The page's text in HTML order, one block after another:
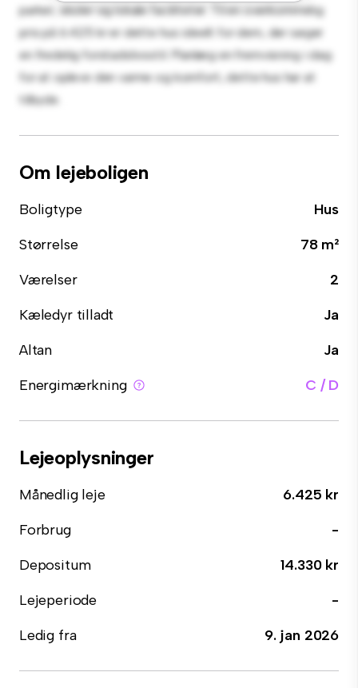
parker, skoler og lokale faciliteter. Til en overkommelig
pris på 6.425 kr er dette hus ideelt for dem, der søger
en fredelig forstadslivsstil. Planlæg en fremvisning i dag
for at opleve den varme og komfort, dette hus har at
tilbyde.
Om lejeboligen
Boligtype
Hus
Størrelse
78 m²
Værelser
2
Kæledyr tilladt
Ja
Altan
Ja
Energimærkning
C / D
Lejeoplysninger
Månedlig leje
6.425 kr
Forbrug
-
Depositum
14.330 kr
Lejeperiode
-
Ledig fra
9. jan 2026